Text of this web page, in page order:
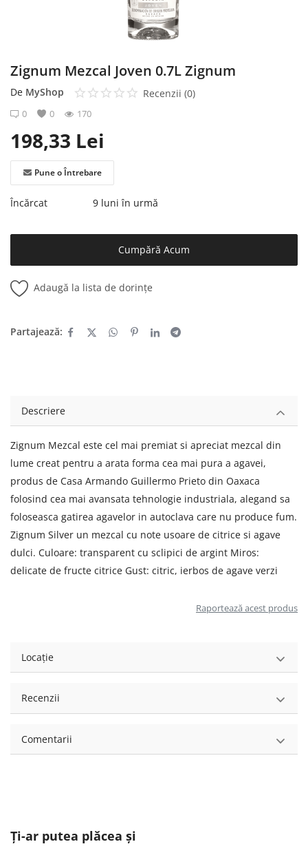
Zignum Mezcal Joven 0.7L Zignum
De MyShop Recenzii (0)
0 0 170
198,33 Lei
Pune o Întrebare
Încărcat 9 luni în urmă
Cumpără Acum
Adaugă la lista de dorințe
Partajează:
Descriere
Zignum Mezcal este cel mai premiat si apreciat mezcal din
lume creat pentru a arata forma cea mai pura a agavei,
produs de Casa Armando Guillermo Prieto din Oaxaca
folosind cea mai avansata tehnologie industriala, alegand sa
foloseasca gatirea agavelor in autoclava care nu produce fum.
Zignum Silver un mezcal cu note usoare de citrice si agave
dulci. Culoare: transparent cu sclipici de argint Miros:
delicate de fructe citrice Gust: citric, ierbos de agave verzi
Raportează acest produs
Locație
Recenzii
Comentarii
Ți-ar putea plăcea și